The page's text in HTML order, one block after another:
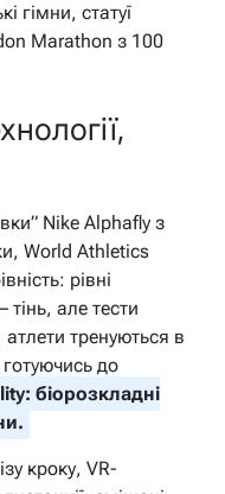
гімни, статуї
Marathon з 100
Nike Alphafly з
World Athletics
рівні
тінь, але тести
атлети тренуються в
до
біорозкладні
кроку, VR-